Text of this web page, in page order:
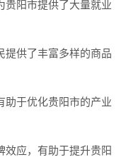
贵阳市提供了大量就业
提供了丰富多样的商品
助于优化贵阳市的产业
效应，有助于提升贵阳